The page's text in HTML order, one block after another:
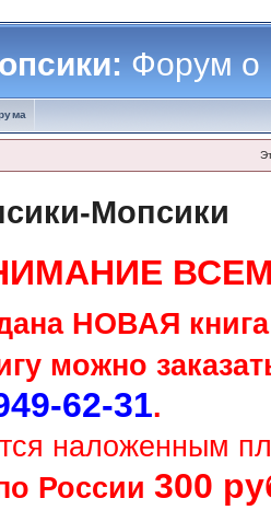
Форум о
Мопсики
НОВАЯ
можно
62-31.
наложенным
России 300